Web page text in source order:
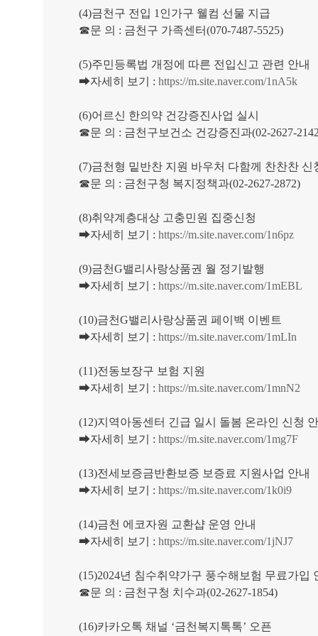
(4)금천구 전입 1인가구 웰컴 선물 지급
☎문 의 : 금천구 가족센터(070-7487-5525)
(5)주민등록법 개정에 따른 전입신고 관련 안내
➡자세히 보기 : https://m.site.naver.com/1nA5k
(6)어르신 한의약 건강증진사업 실시
☎문 의 : 금천구보건소 건강증진과(02-2627-
(7)금천형 밑반찬 지원 바우처 다함께 찬찬찬 신
☎문 의 : 금천구청 복지정책과(02-2627-2872)
(8)취약계층대상 고충민원 집중신청
➡자세히 보기 : https://m.site.naver.com/1n6pz
(9)금천G밸리사랑상품권 월 정기발행
➡자세히 보기 : https://m.site.naver.com/1mEBL
(10)금천G밸리사랑상품권 페이백 이벤트
➡자세히 보기 : https://m.site.naver.com/1mLIn
(11)전동보장구 보험 지원
➡자세히 보기 : https://m.site.naver.com/1mnN2
(12)지역아동센터 긴급 일시 돌봄 온라인 신청
➡자세히 보기 : https://m.site.naver.com/1mg7F
(13)전세보증금반환보증 보증료 지원사업 안내
➡자세히 보기 : https://m.site.naver.com/1k0i9
(14)금천 에코자원 교환샵 운영 안내
➡자세히 보기 : https://m.site.naver.com/1jNJ7
(15)2024년 침수취약가구 풍수해보험 무료가입
☎문 의 : 금천구청 치수과(02-2627-1854)
(16)카카오톡 채널 ‘금천복지톡톡’ 오픈